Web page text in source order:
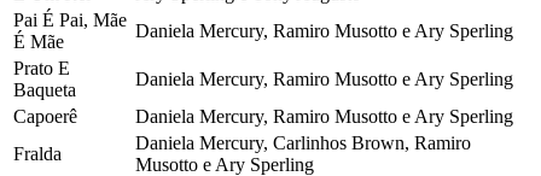
Pai É Pai, Mãe
É Mãe
Daniela Mercury, Ramiro Musotto e Ary Sperling
Prato E
Baqueta
Daniela Mercury, Ramiro Musotto e Ary Sperling
Capoerê
Daniela Mercury, Ramiro Musotto e Ary Sperling
Fralda
Daniela Mercury, Carlinhos Brown, Ramiro
Musotto e Ary Sperling